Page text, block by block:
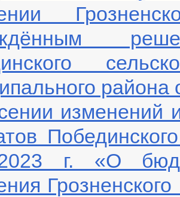
изменений
г. «О